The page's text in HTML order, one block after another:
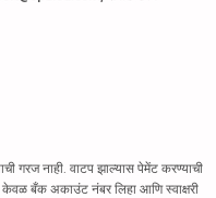
गरज नाही. वाटप झाल्यास पेमेंट करण्याची
बँक अकाउंट नंबर लिहा आणि स्वाक्षरी